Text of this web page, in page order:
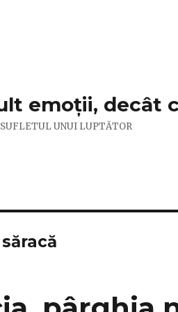
emoții, decât
UNUI LUPTĂTOR